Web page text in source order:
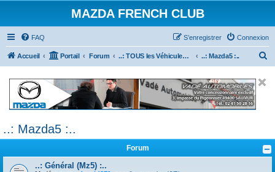
MAZDA FRENCH CLUB
FAQ Connexion
S’enregistrer
Accueil Portail Forum ..: TOUS les Véhicules MAZDA :.. ..: Mazda5 :..
c
h
..: Mazda5 :..
Forum
..: Général (Mz5) :..